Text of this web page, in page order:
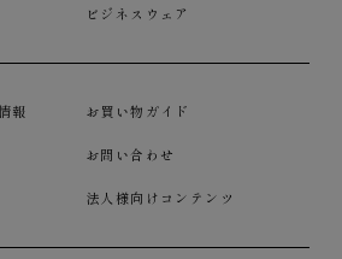
ビジネスウェア
報 お買い物ガイド
お問い合わせ
法人様向けコンテンツ